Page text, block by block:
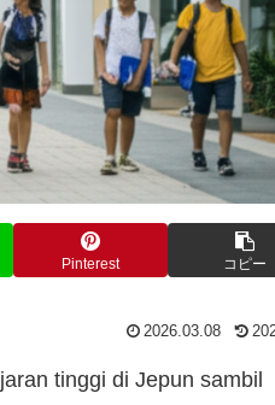
Pinterest コピー
2026.03.08
tinggi di Jepun sambil